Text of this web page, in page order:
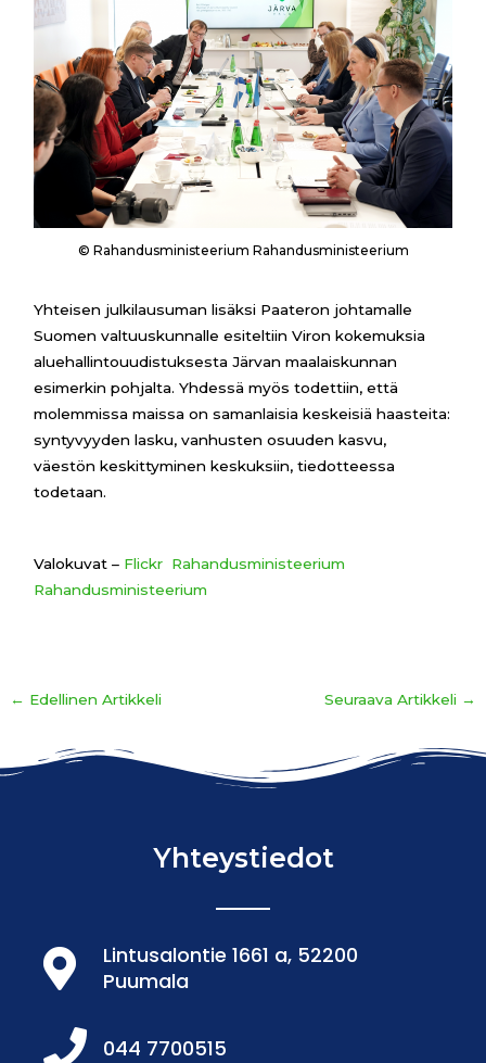
© Rahandusministeerium Rahandusministeerium
Yhteisen julkilausuman lisäksi Paateron johtamalle
Suomen valtuuskunnalle esiteltiin Viron kokemuksia
aluehallintouudistuksesta Järvan maalaiskunnan
esimerkin pohjalta. Yhdessä myös todettiin, että
molemmissa maissa on samanlaisia keskeisiä haasteita:
syntyvyyden lasku, vanhusten osuuden kasvu,
väestön keskittyminen keskuksiin, tiedotteessa
todetaan.
Valokuvat – Flickr Rahandusministeerium
Rahandusministeerium
← Edellinen Artikkeli Seuraava Artikkeli →
Yhteystiedot
Lintusalontie 1661 a, 52200
Puumala
044 7700515